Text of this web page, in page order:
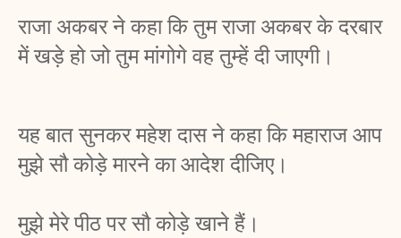
राजा अकबर ने कहा कि तुम राजा अकबर के दरबार
में खड़े हो जो तुम मांगोगे वह तुम्हें दी जाएगी।
यह बात सुनकर महेश दास ने कहा कि महाराज आप
मुझे सौ कोड़े मारने का आदेश दीजिए।
मुझे मेरे पीठ पर सौ कोड़े खाने हैं।